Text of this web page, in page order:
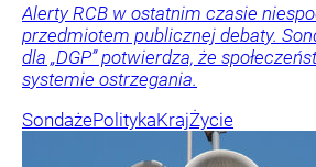
Alerty RCB w ostatnim czasie
przedmiotem publicznej debaty.
dla „DGP” potwierdza, że
systemie ostrzegania.
SondażePolitykaKrajŻycie